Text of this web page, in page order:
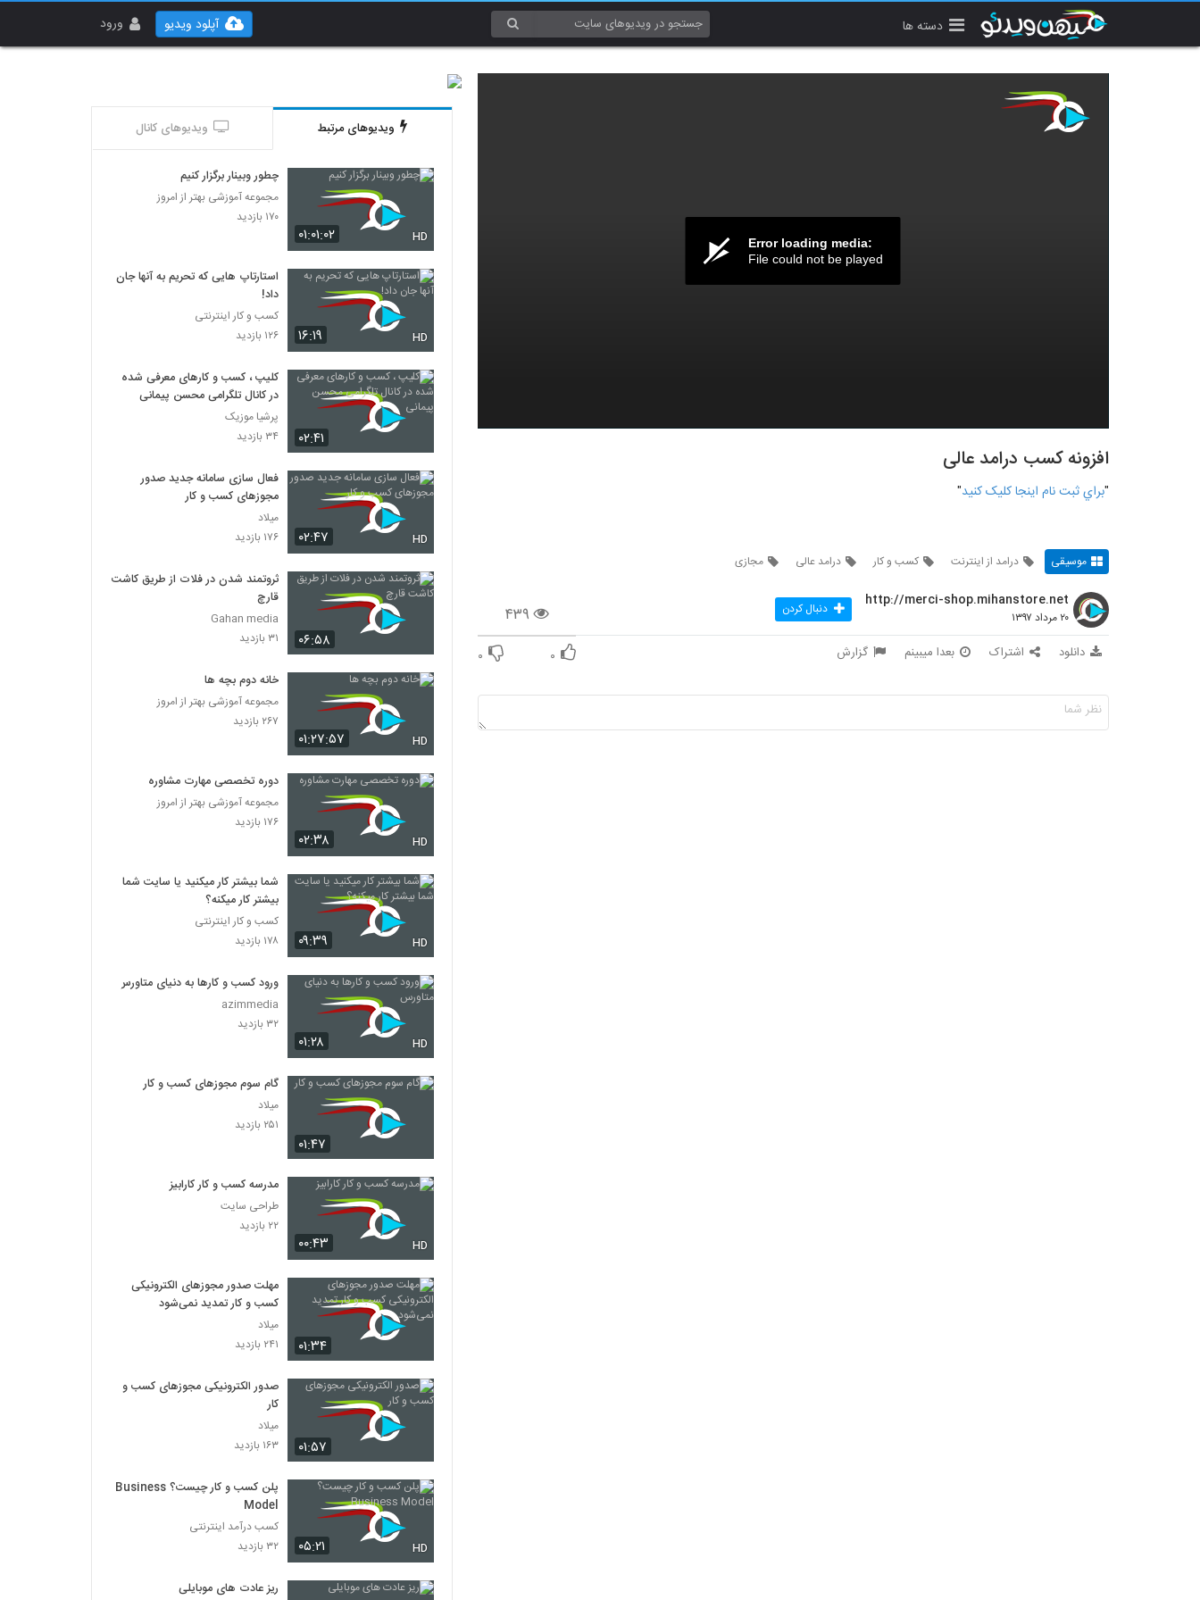
دسته ها ورود آپلود ویدیو
Error loading media:
File could not be played
افزونه کسب درامد عالی
"براي ثبت نام اينجا کليک کنيد"
موسیقی درامد از اینترنت کسب و کار درامد عالی مجازی
۴۳۹
http://merci-shop.mihanstore.net
۲۰ مرداد ۱۳۹۷ دنبال کردن
دانلود اشتراک بعدا میبینم گزارش ۰ ۰
ویدیوهای مرتبط ویدیوهای کانال
۰۱:۰۱:۰۲ HD
چطور وبینار برگزار کنیم
مجموعه آموزشی بهتر از امروز
۱۷۰ بازدید
۱۶:۱۹ HD
استارتاپ هایی که تحریم به آنها جان
داد!
کسب و کار اینترنتی
۱۲۶ بازدید
۰۲:۴۱
کلیپ ، کسب و کارهای معرفی شده
در کانال تلگرامی محسن پیمانی
پرشیا موزیک
۳۴ بازدید
۰۲:۴۷ HD
فعال سازی سامانه جدید صدور
مجوزهای کسب و کار
میلاد
۱۷۶ بازدید
۰۶:۵۸
ثروتمند شدن در فلات از طریق کاشت
قارچ
Gahan media
۳۱ بازدید
۰۱:۲۷:۵۷ HD
خانه دوم بچه ها
مجموعه آموزشی بهتر از امروز
۲۶۷ بازدید
۰۲:۳۸ HD
دوره تخصصی مهارت مشاوره
مجموعه آموزشی بهتر از امروز
۱۷۶ بازدید
۰۹:۳۹ HD
شما بیشتر کار میکنید یا سایت شما
بیشتر کار میکنه؟
کسب و کار اینترنتی
۱۷۸ بازدید
۰۱:۲۸ HD
ورود کسب و کارها به دنیای متاورس
azimmedia
۳۲ بازدید
۰۱:۴۷
گام سوم مجوزهای کسب و کار
میلاد
۲۵۱ بازدید
۰۰:۴۳ HD
مدرسه کسب و کار کارابیز
طراحی سایت
۲۲ بازدید
۰۱:۳۴
مهلت صدور مجوز‌های الکترونیکی
کسب و کار تمدید نمی‌شود
میلاد
۲۴۱ بازدید
۰۱:۵۷
صدور الکترونیکی مجوز‌های کسب و
کار
میلاد
۱۶۳ بازدید
۰۵:۲۱ HD
پلن کسب و کار چیست؟ Business
Model
کسب درآمد اینترنتی
۳۲ بازدید
ریز عادت های موبایلی